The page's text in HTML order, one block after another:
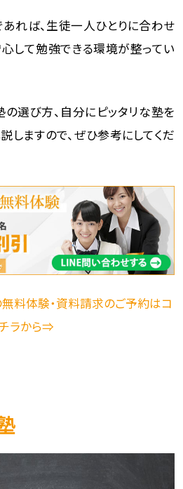
れば、生徒一人ひとりに合わせ
して勉強できる環境が整ってい
選び方、自分にピッタリな塾を
しますので、ぜひ参考にしてくだ
無料体験・資料請求のご予約はコ
ラから⇒